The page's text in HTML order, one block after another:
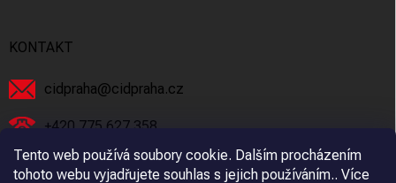
Tento web používá soubory cookie. Dalším procházením
tohoto webu vyjadřujete souhlas s jejich používáním.. Více
KONTAKT
cidpraha@cidpraha.cz
+420 775 627 358
Facebook